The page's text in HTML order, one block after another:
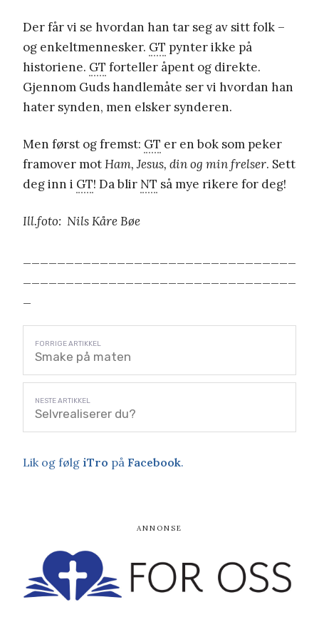
Der får vi se hvordan han tar seg av sitt folk –
og enkeltmennesker. GT pynter ikke på
historiene. GT forteller åpent og direkte.
Gjennom Guds handlemåte ser vi hvordan han
hater synden, men elsker synderen.
Men først og fremst: GT er en bok som peker
framover motHam, Jesus, din og min frelser. Sett
deg inn i GT! Da blir NT så mye rikere for deg!
Ill.foto: Nils Kåre Bøe
Smake på maten
Selvrealiserer du?
Lik og følg iTro på Facebook.